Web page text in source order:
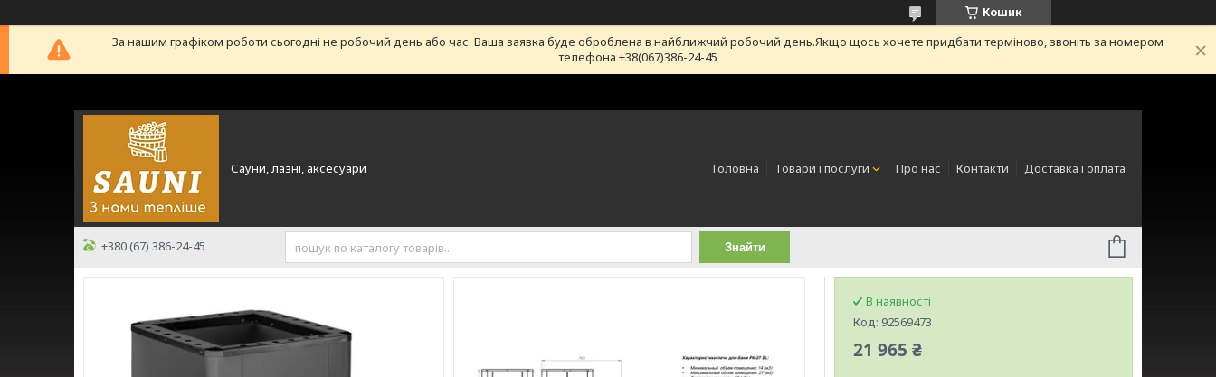
Кошик
За нашим графіком роботи сьогодні не робочий день або час. Ваша заявка буде оброблена в найближчий робочий день.Якщо щось хочете придбати терміново, звоніть за номером
телефона +38(067)386-24-45
Сауни, лазні, аксесуари Головна Товари і послуги Про нас Контакти Доставка і оплата
+380 (67) 386-24-45 Знайти
В наявності
Код: 92569473
21 965 ₴